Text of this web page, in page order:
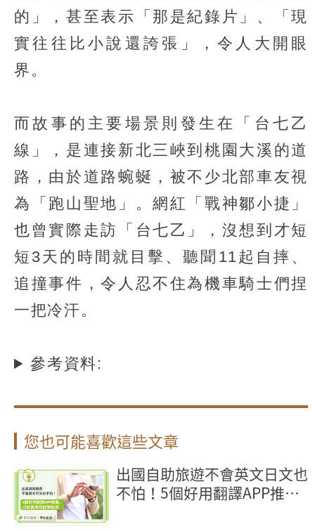
的」，甚至表示「那是紀錄片」、「現
實往往比小說還誇張」，令人大開眼
界。
而故事的主要場景則發生在「台七乙
線」，是連接新北三峽到桃園大溪的道
路，由於道路蜿蜒，被不少北部車友視
為「跑山聖地」。網紅「戰神鄒小捷」
也曾實際走訪「台七乙」，沒想到才短
短3天的時間就目擊、聽聞11起自摔、
追撞事件，令人忍不住為機車騎士們捏
一把冷汗。
參考資料:
您也可能喜歡這些文章
出國自助旅遊不會英文日文也
不怕！5個好用翻譯APP推